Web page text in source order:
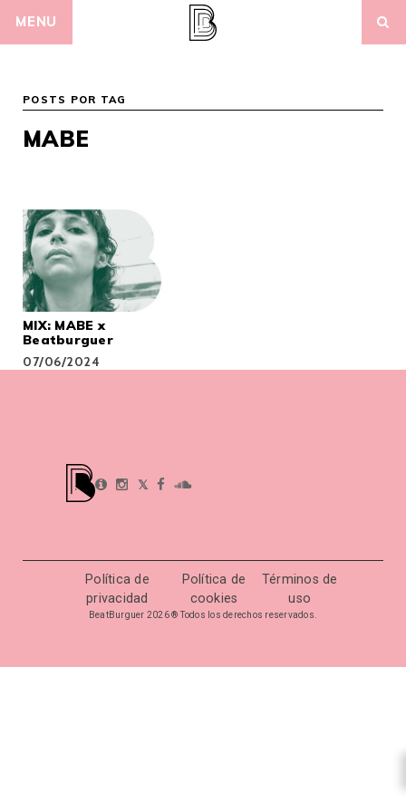
MENU
POSTS POR TAG
MABE
MIX: MABE x
Beatburguer
07/06/2024
𝕏
Política de
privacidad
Política de
cookies
Términos de
uso
BeatBurguer 2026 ® Todos los derechos reservados.